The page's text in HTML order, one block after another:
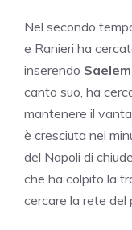
Nel secondo
e Ranieri ha
inserendo
canto suo, ha
mantenere il
è cresciuta nei
del Napoli di
che ha colpito la
cercare la rete del